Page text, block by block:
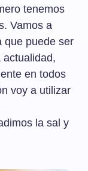
tenemos
Vamos a
que puede ser
actualidad,
en todos
voy a utilizar
la sal y